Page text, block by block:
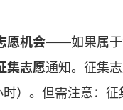
愿机会——如果属于
集志愿通知。征集
时）。但需注意：